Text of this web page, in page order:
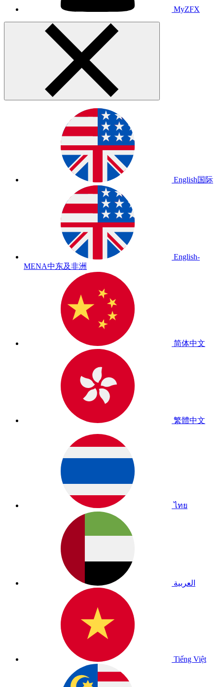
MyZFX
English国际
English-
MENA中东及非洲
简体中文
繁體中文
ไทย
العربية
Tiếng Việt